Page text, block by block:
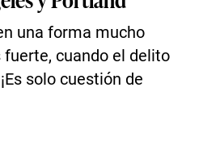
una forma mucho
cuando el delito
solo cuestión de